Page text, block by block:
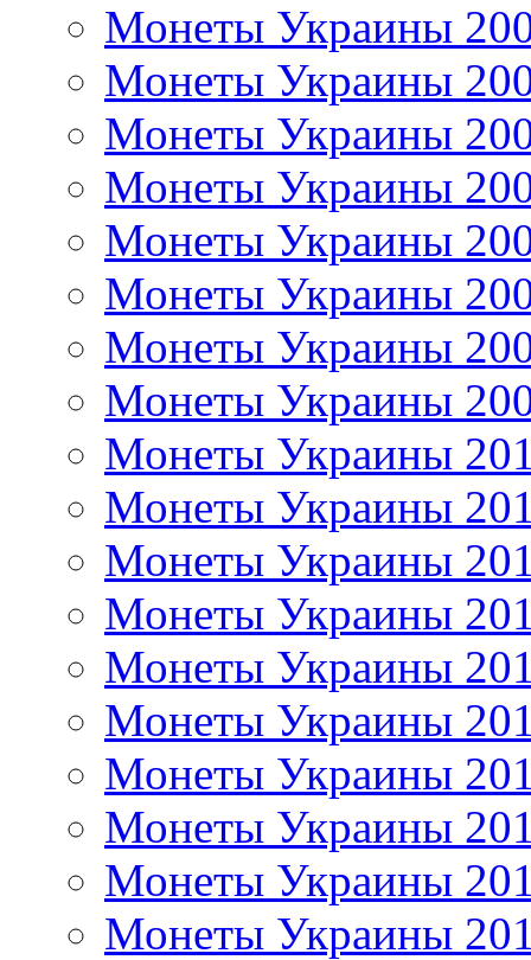
Монеты Украины
Монеты Украины
Монеты Украины
Монеты Украины
Монеты Украины
Монеты Украины
Монеты Украины
Монеты Украины
Монеты Украины
Монеты Украины
Монеты Украины
Монеты Украины
Монеты Украины
Монеты Украины
Монеты Украины
Монеты Украины
Монеты Украины
Монеты Украины